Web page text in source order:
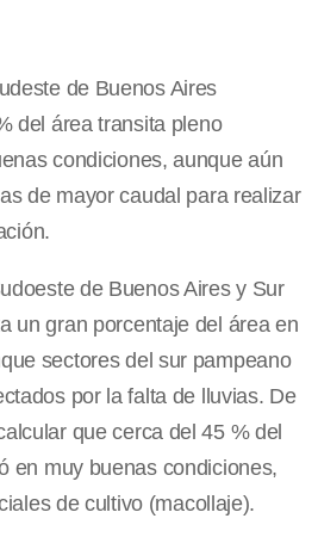
de Buenos Aires
del área transita pleno
condiciones, aunque aún
de mayor caudal para realizar
de Buenos Aires y Sur
un gran porcentaje del área en
sectores del sur pampeano
por la falta de lluvias. De
que cerca del 45 % del
en muy buenas condiciones,
de cultivo (macollaje).